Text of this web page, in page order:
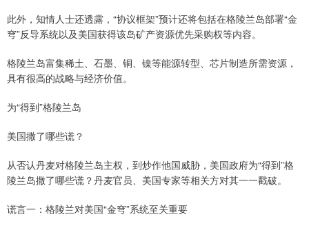
此外，知情人士还透露，“协议框架”预计还将包括在格陵兰岛部署“金
穹”反导系统以及美国获得该岛矿产资源优先采购权等内容。
格陵兰岛富集稀土、石墨、铜、镍等能源转型、芯片制造所需资源，
具有很高的战略与经济价值。
为“得到”格陵兰岛
美国撒了哪些谎？
从否认丹麦对格陵兰岛主权，到炒作他国威胁，美国政府为“得到”格
陵兰岛撒了哪些谎？丹麦官员、美国专家等相关方对其一一戳破。
谎言一：格陵兰对美国“金穹”系统至关重要